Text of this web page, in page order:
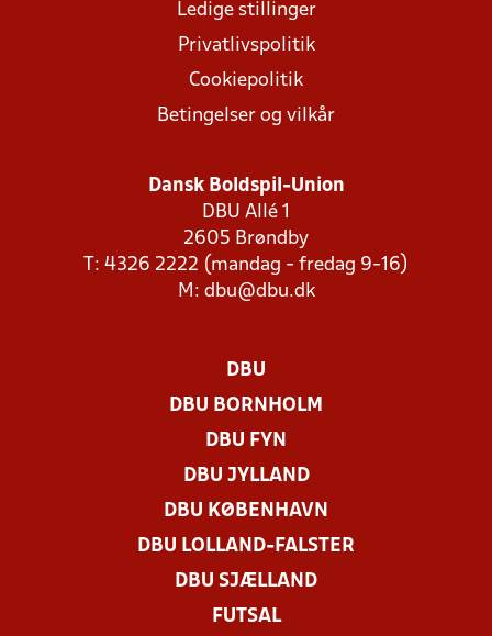
Ledige stillinger
Privatlivspolitik
Cookiepolitik
Betingelser og vilkår
Dansk Boldspil-Union
DBU Allé 1
2605 Brøndby
T: 4326 2222 (mandag - fredag 9-16)
M: dbu@dbu.dk
DBU
DBU BORNHOLM
DBU FYN
DBU JYLLAND
DBU KØBENHAVN
DBU LOLLAND-FALSTER
DBU SJÆLLAND
FUTSAL